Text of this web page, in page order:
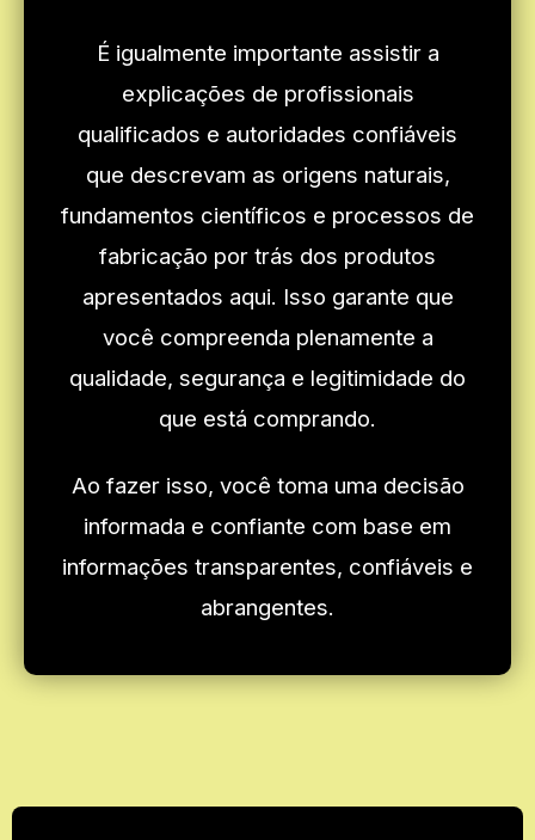
É igualmente importante assistir a
explicações de profissionais
qualificados e autoridades confiáveis
que descrevam as origens naturais,
fundamentos científicos e processos de
fabricação por trás dos produtos
apresentados aqui. Isso garante que
você compreenda plenamente a
qualidade, segurança e legitimidade do
que está comprando.
Ao fazer isso, você toma uma decisão
informada e confiante com base em
informações transparentes, confiáveis e
abrangentes.